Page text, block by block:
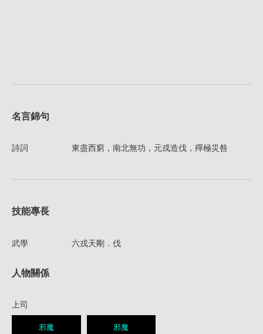
名言錦句
詩詞 東盡西窮，南北無功，元戎造伐，殫極災咎
技能專長
武學 六戎天剛．伐
人物關係
上司
邪魔 邪魔